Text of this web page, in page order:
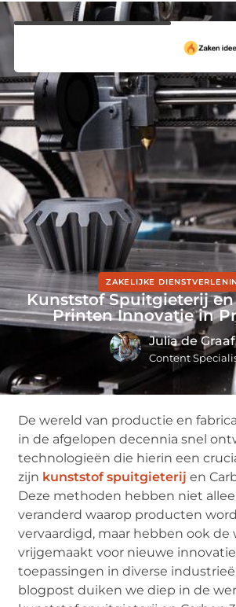
ZAKELIJKE
Kunststof Spuitgieterij en
Printen Innovatie in
Julia de Graaf
Content
De wereld van productie en
in de afgelopen decennia snel
technologieën die hierin een
zijn kunststof spuitgieterij en
Deze methoden hebben niet
veranderd waarop producten
vervaardigd, maar hebben ook de
vrijgemaakt voor nieuwe
toepassingen in diverse
blogpost duiken we diep in de